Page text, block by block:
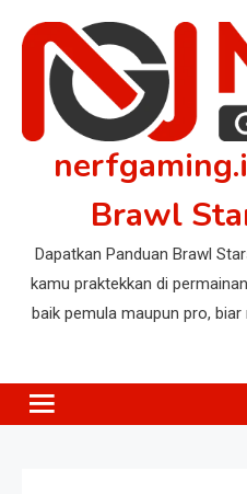
content
Brawl
Dapatkan Panduan Brawl
kamu praktekkan di
baik pemula maupun pro,